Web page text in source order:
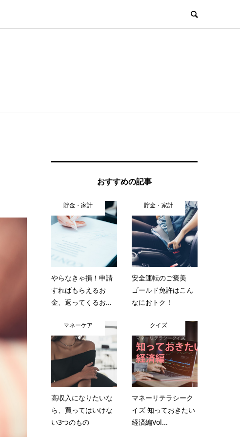
おすすめの記事
貯金・家計
やらなきゃ損！申請
すればもらえるお
金、返ってくるお...
貯金・家計
安全運転のご褒美
ゴールド免許はこん
なにおトク！
マネーケア
高収入になりたいな
ら、買ってはいけな
い3つのもの
クイズ
マネーリテラシーク
イズ 知っておきたい
経済編Vol...